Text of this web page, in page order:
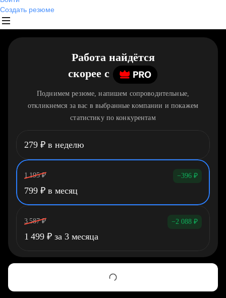
Создать резюме
Работа найдётся
скорее c
Поднимем резюме, напишем сопроводительные,
откликнемся за вас в выбранные компании и покажем
статистику по конкурентам
279 ₽ в неделю
1 195 ₽ −396 ₽
799 ₽ в месяц
3 587 ₽ −2 088 ₽
1 499 ₽ за 3 месяца